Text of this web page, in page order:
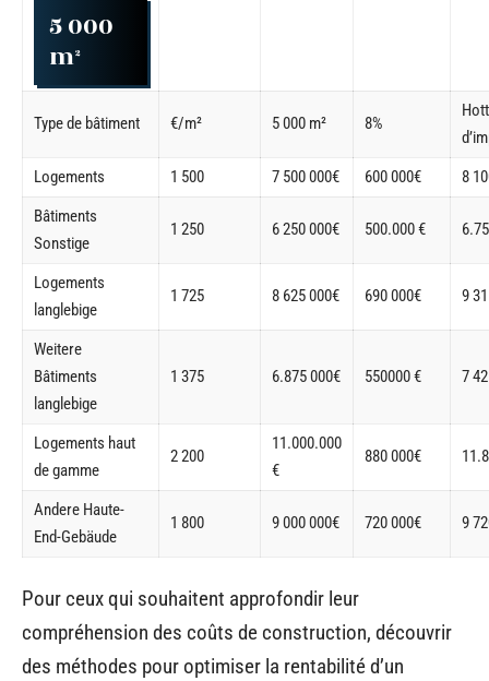
5 000
m²
Type de bâtiment €/m² 5 000 m² 8%
Logements
1 500 7 500 000€ 600 000€
8
Bâtiments
Sonstige
1 250 6 250 000€ 500.000 €
Logements
langlebige
1 725 8 625 000€ 690 000€ 9
Weitere
Bâtiments
langlebige
1 375 6.875 000€ 550000 € 7
Logements haut
de gamme
2 200
11.000.000
€
880 000€
Andere Haute-
End-Gebäude
1 800 9 000 000€ 720 000€ 9
Pour ceux qui souhaitent approfondir leur
compréhension des coûts de construction, découvrir
des méthodes pour optimiser la rentabilité d’un